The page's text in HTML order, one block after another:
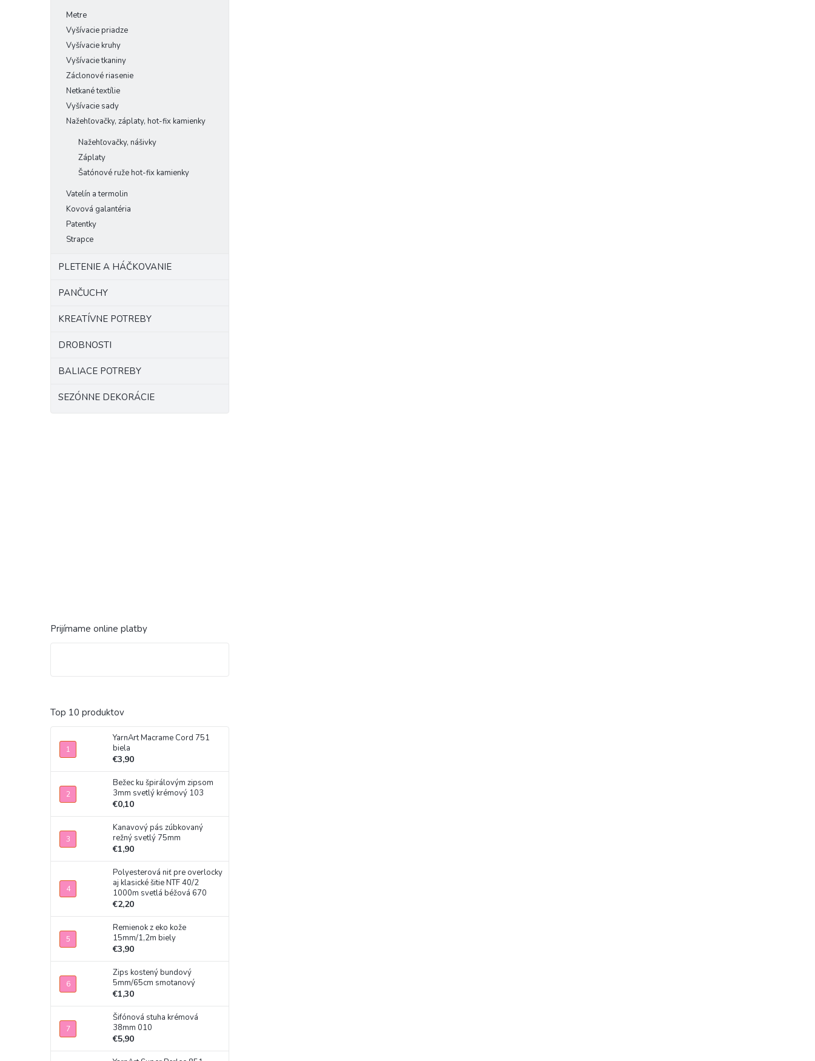
Metre
Vyšívacie priadze
Vyšívacie kruhy
Vyšívacie tkaniny
Záclonové riasenie
Netkané textílie
Vyšívacie sady
Nažehľovačky, záplaty, hot-fix kamienky
Nažehľovačky, nášivky
Záplaty
Šatónové ruže hot-fix kamienky
Vatelín a termolin
Kovová galantéria
Patentky
Strapce
PLETENIE A HÁČKOVANIE
PANČUCHY
KREATÍVNE POTREBY
DROBNOSTI
BALIACE POTREBY
SEZÓNNE DEKORÁCIE
Prijímame online platby
Top 10 produktov
YarnArt Macrame Cord 751
biela
€3,90
Bežec ku špirálovým zipsom
3mm svetlý krémový 103
€0,10
Kanavový pás zúbkovaný
režný svetlý 75mm
€1,90
Polyesterová niť pre overlocky
aj klasické šitie NTF 40/2
1000m svetlá béžová 670
€2,20
Remienok z eko kože
15mm/1,2m biely
€3,90
Zips kostený bundový
5mm/65cm smotanový
€1,30
Šifónová stuha krémová
38mm 010
€5,90